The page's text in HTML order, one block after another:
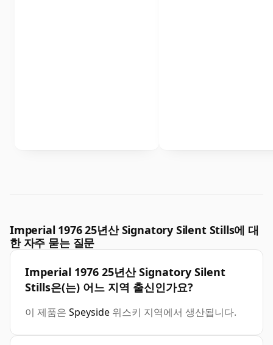
Imperial 1976 25년산 Signatory Silent Stills에 대
한 자주 묻는 질문
Imperial 1976 25년산 Signatory Silent
Stills은(는) 어느 지역 출신인가요?
이 제품은 Speyside 위스키 지역에서 생산됩니다.